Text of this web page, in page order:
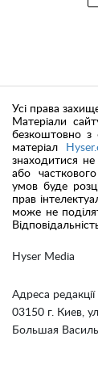
Hyser Media
Адреса редакції
03150 г. Киев,
Большая
Усі права
Матеріали
безкоштовно з
матеріал
знаходитися
або
умов буде
прав
може не